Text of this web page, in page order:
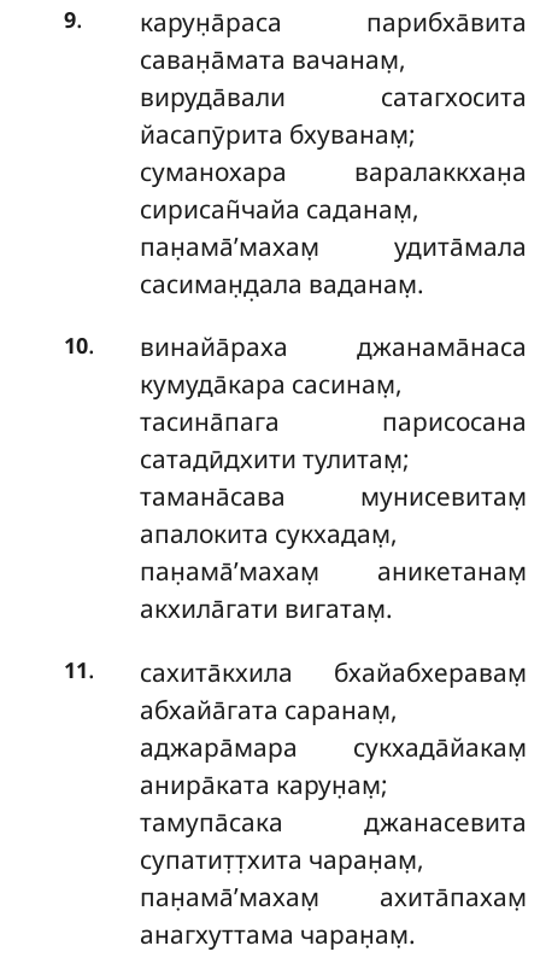
9.
карун̣а̄раса парибха̄вита
саван̣а̄мата вачанам̣,
вируда̄вали сатагхосита
йасапӯрита бхуванам̣;
суманохара варалаккхан̣а
сирисан̃чайа саданам̣,
пан̣ама̄’махам̣ удита̄мала
сасиман̣д̣ала ваданам̣.
10.
винайа̄раха джанама̄наса
кумуда̄кара сасинам̣,
тасина̄пага парисосана
сатадӣдхити тулитам̣;
тамана̄сава мунисевитам̣
апалокита сукхадам̣,
пан̣ама̄’махам̣ аникетанам̣
акхила̄гати вигатам̣.
11.
сахита̄кхила бхайабхеравам̣
абхайа̄гата саранам̣,
аджара̄мара сукхада̄йакам̣
анира̄ката карун̣ам̣;
тамупа̄сака джанасевита
супатит̣т̣хита чаран̣ам̣,
пан̣ама̄’махам̣ ахита̄пахам̣
анагхуттама чаран̣ам̣.